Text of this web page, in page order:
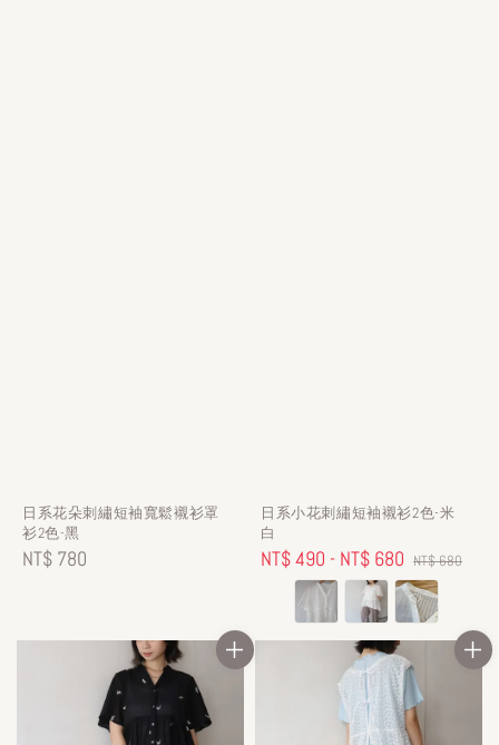
日系花朵刺繡短袖寬鬆襯衫罩
衫2色-黑
Regular
NT$ 780
日系小花刺繡短袖襯衫2色-米
白
Sale
price
NT$ 490 - NT$ 680 Regular
price
NT$ 680